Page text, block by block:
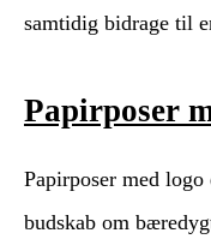
samtidig bidrage til
Papirposer
Papirposer med logo
budskab om